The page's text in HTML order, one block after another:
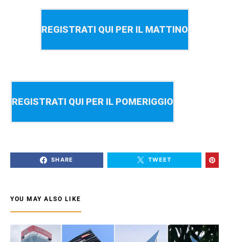
REGISTRATI QUI PER IL MATTINO
REGISTRATI QUI PER IL POMERIGGIO
SHARE TWEET
YOU MAY ALSO LIKE